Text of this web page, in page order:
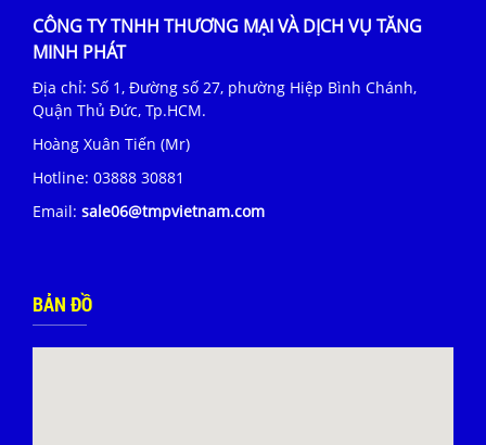
CÔNG TY TNHH THƯƠNG MẠI VÀ DỊCH VỤ TĂNG
MINH PHÁT
Địa chỉ: Số 1, Đường số 27, phường Hiệp Bình Chánh,
Quận Thủ Đức, Tp.HCM.
Hoàng Xuân Tiến (Mr)
Hotline: 03888 30881
Email: sale06@tmpvietnam.com
BẢN ĐỒ